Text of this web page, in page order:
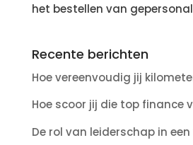
het bestellen van
Recente berichten
Hoe vereenvoudig jij
Hoe scoor jij die top finance
De rol van leiderschap in